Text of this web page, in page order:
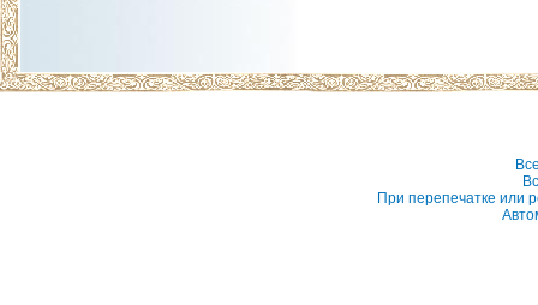
При перепечатке или